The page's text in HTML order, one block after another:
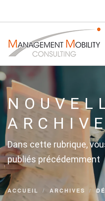
ACCUEIL
A PROPOS
SERVICES DE RELOCATION
RESSOURCES
CARRIÈRES
CONTACT
FRANÇAIS
Dans cette rubrique,
publiés précédemment
ACCUEIL ARCHIVES